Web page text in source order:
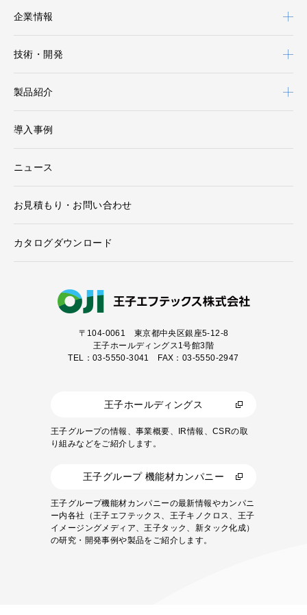
〒104-0061 東京都中央区銀座5-12-8
王子ホールディングス1号館3階
TEL：03-5550-3041 FAX：03-5550-2947
王子ホールディングス
王子グループの情報、事業概要、IR情報、CSRの取
り組みなどをご紹介します。
王子グループ 機能材カンパニー
王子グループ機能材カンパニーの最新情報やカンパニ
ー内各社（王子エフテックス、王子キノクロス、王子
イメージングメディア、王子タック、新タック化成）
の研究・開発事例や製品をご紹介します。
企業情報
技術・開発
製品紹介
導入事例
ニュース
お見積もり・お問い合わせ
カタログダウンロード